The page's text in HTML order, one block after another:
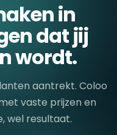
in
dat jij
wordt.
aantrekt. Coloo
vaste prijzen en
wel resultaat.